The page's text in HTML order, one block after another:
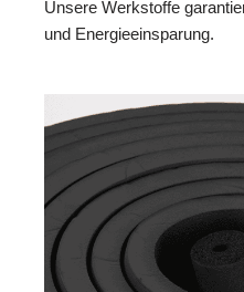
Unsere Werkstoffe
und Energieeinsparung.